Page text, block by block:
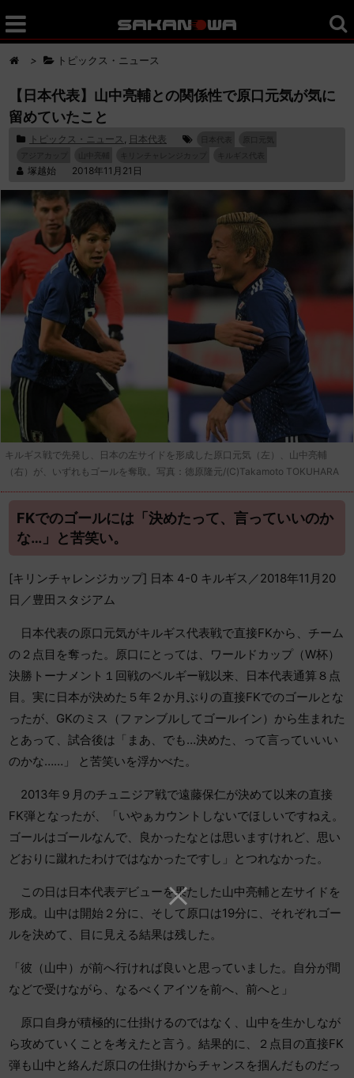
> トピックス・ニュース
【日本代表】山中亮輔との関係性で原口元気が気に
留めていたこと
トピックス・ニュース , 日本代表
塚越始 2018年11月21日
キルギス戦で先発し、日本の左サイドを形成した原口元気（左）、山中亮輔
（右）が、いずれもゴールを奪取。写真：徳原隆元/(C)Takamoto TOKUHARA
FKでのゴールには「決めたって、言っていいのか
な…」と苦笑い。
[キリンチャレンジカップ] 日本 4-0 キルギス／2018年11月20
日／豊田スタジアム
日本代表の原口元気がキルギス代表戦で直接FKから、チーム
の２点目を奪った。原口にとっては、ワールドカップ（W杯）
決勝トーナメント１回戦のベルギー戦以来、日本代表通算８点
目。実に日本が決めた５年２か月ぶりの直接FKでのゴールとな
ったが、GKのミス（ファンブルしてゴールイン）から生まれた
とあって、試合後は「まあ、でも…決めた、って言っていいい
のかな……」 と苦笑いを浮かべた。
2013年９月のチュニジア戦で遠藤保仁が決めて以来の直接
FK弾となったが、「いやぁカウントしないでほしいですねえ。
ゴールはゴールなんで、良かったなとは思いますけれど、思い
どおりに蹴れたわけではなかったですし」とつれなかった。
この日は日本代表デビューを果たした山中亮輔と左サイドを
形成。山中は開始２分に、そして原口は19分に、それぞれゴー
ルを決めて、目に見える結果は残した。
「彼（山中）が前へ行ければ良いと思っていました。自分が間
などで受けながら、なるべくアイツを前へ、前へと」
原口自身が積極的に仕掛けるのではなく、山中を生かしなが
ら攻めていくことを考えたと言う。結果的に、２点目の直接FK
弾も山中と絡んだ原口の仕掛けからチャンスを掴んだものだっ